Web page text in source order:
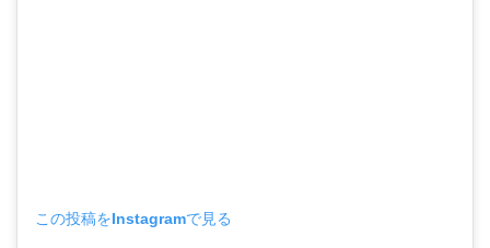
この投稿をInstagramで見る